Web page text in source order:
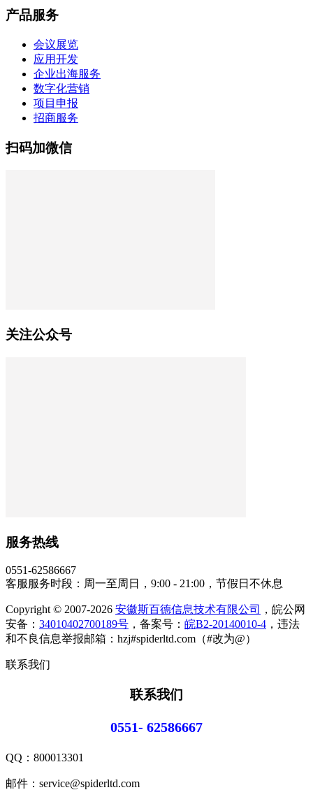
产品服务
会议展览
应用开发
企业出海服务
数字化营销
项目申报
招商服务
扫码加微信
关注公众号
服务热线
0551-62586667
客服服务时段：周一至周日，9:00 - 21:00，节假日不休息
Copyright © 2007-2026 安徽斯百德信息技术有限公司
，皖公网
安备： 34010402700189号 ，备案号： 皖B2-20140010-4 ，违法
和不良信息举报邮箱：hzj#spiderltd.com（#改为@）
联系我们
联系我们
0551- 62586667
QQ： 800013301
邮件：service@spiderltd.com